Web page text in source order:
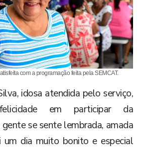
com a programação feita pela SEMCAT.
idosa atendida pelo serviço,
em participar da
gente se sente lembrada, amada
um dia muito bonito e especial